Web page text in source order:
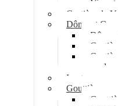
Vis
Costière de
Dôme et
Dôme
coupoles
Lanterneau
Gouttière